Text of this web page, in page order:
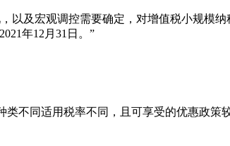
以及宏观调控需要确定，对增值税小规模
年12月31日。”
不同适用税率不同，且可享受的优惠政策